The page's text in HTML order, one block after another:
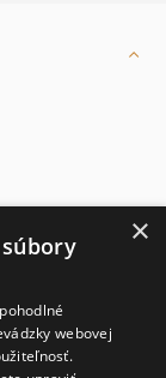
×
webovej